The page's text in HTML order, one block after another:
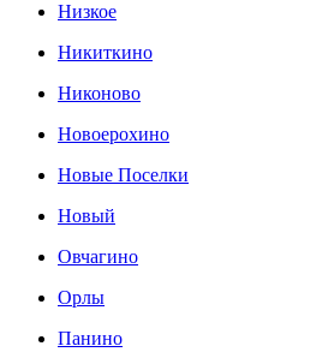
Низкое
Никиткино
Никоново
Новоерохино
Новые Поселки
Новый
Овчагино
Орлы
Панино